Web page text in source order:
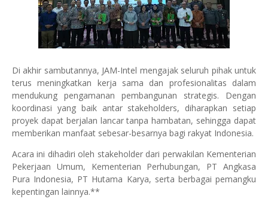
Di akhir sambutannya, JAM-Intel mengajak seluruh pihak untuk
terus meningkatkan kerja sama dan profesionalitas dalam
mendukung pengamanan pembangunan strategis. Dengan
koordinasi yang baik antar stakeholders, diharapkan setiap
proyek dapat berjalan lancar tanpa hambatan, sehingga dapat
memberikan manfaat sebesar-besarnya bagi rakyat Indonesia.
Acara ini dihadiri oleh stakeholder dari perwakilan Kementerian
Pekerjaan Umum, Kementerian Perhubungan, PT Angkasa
Pura Indonesia, PT Hutama Karya, serta berbagai pemangku
kepentingan lainnya.**